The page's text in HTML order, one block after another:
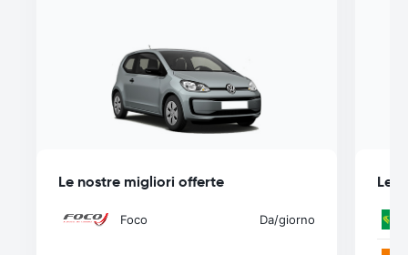
Le nostre migliori offerte
Foco Da/giorno
Le